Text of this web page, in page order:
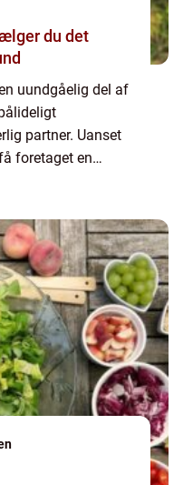
du det
uundgåelig del af
partner. Uanset
foretaget en